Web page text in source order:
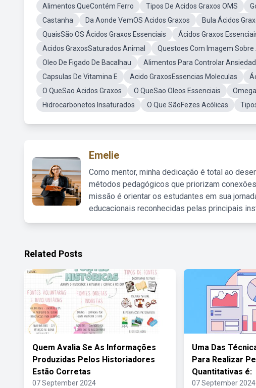
Alimentos QueContém Ferro
Tipos De Acidos Graxos OMS
Castanha
Da Aonde VemOS Acidos Graxos Bula Ácidos
QuaisSão OS Ácidos Graxos Essenciais
Ácidos Graxos
Acidos GraxosSaturados Animal
Questoes Com Imagem Sobre
Oleo De Figado De Bacalhau
Alimentos Para Controlar
Capsulas De Vitamina E
Acido GraxosEssencias Moleculas
O QueSao Acidos Graxos
O QueSao Oleos Essenciais
Hidrocarbonetos Insaturados
O Que SãoFezes Acólicas
Emelie
Como mentor, minha dedicação é total ao
métodos pedagógicos que priorizam
missão é orientar os estudantes em sua
educacionais reconhecidas pelas principais
Related Posts
Quem Avalia Se As Informações
Produzidas Pelos Historiadores
Estão Corretas
07 September 2024
Uma Das
Para Realizar
Quantitativas é:
07 September 2024